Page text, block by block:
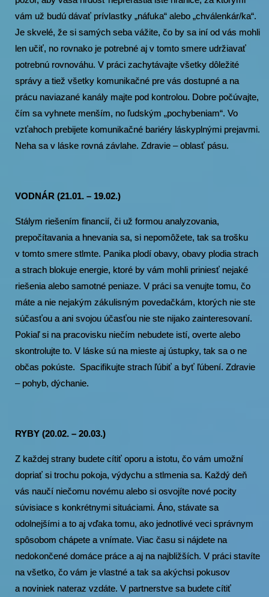
vám už budú dávať prívlastky „náfuka“ alebo „chválenkár/ka“.
Je skvelé, že si samých seba vážite, čo by sa iní od vás mohli
len učiť, no rovnako je potrebné aj v tomto smere udržiavať
potrebnú rovnováhu. V práci zachytávajte všetky dôležité
správy a tiež všetky komunikačné pre vás dostupné a na
prácu naviazané kanály majte pod kontrolou. Dobre počúvajte,
čím sa vyhnete menším, no ľudským „pochybeniam“. Vo
vzťahoch prebijete komunikačné bariéry láskyplnými prejavmi.
Neha sa v láske rovná závlahe. Zdravie – oblasť pásu.
VODNÁR (21.01. – 19.02.)
Stálym riešením financií, či už formou analyzovania,
prepočítavania a hnevania sa, si nepomôžete, tak sa trošku
v tomto smere stlmte. Panika plodí obavy, obavy plodia strach
a strach blokuje energie, ktoré by vám mohli priniesť nejaké
riešenia alebo samotné peniaze. V práci sa venujte tomu, čo
máte a nie nejakým zákulisným povedačkám, ktorých nie ste
súčasťou a ani svojou účasťou nie ste nijako zainteresovaní.
Pokiaľ si na pracovisku niečím nebudete istí, overte alebo
skontrolujte to. V láske sú na mieste aj ústupky, tak sa o ne
občas pokúste. Spacifikujte strach ľúbiť a byť ľúbení. Zdravie
– pohyb, dýchanie.
RYBY (20.02. – 20.03.)
Z každej strany budete cítiť oporu a istotu, čo vám umožní
dopriať si trochu pokoja, výdychu a stlmenia sa. Každý deň
vás naučí niečomu novému alebo si osvojíte nové pocity
súvisiace s konkrétnymi situáciami. Áno, stávate sa
odolnejšími a to aj vďaka tomu, ako jednotlivé veci správnym
spôsobom chápete a vnímate. Viac času si nájdete na
nedokončené domáce práce a aj na najbližších. V práci stavíte
na všetko, čo vám je vlastné a tak sa akýchsi pokusov
a noviniek nateraz vzdáte. V partnerstve sa budete cítiť